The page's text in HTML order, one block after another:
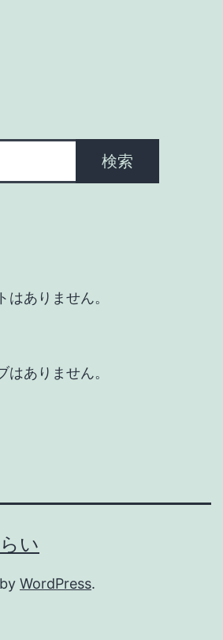
検索
ありません。
ありません。
い
WordPress.